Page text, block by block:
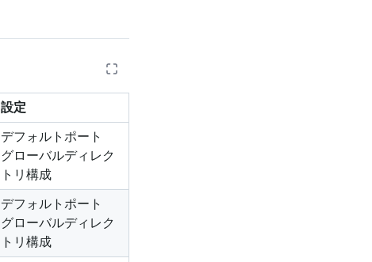
設定
デフォルトポート
グローバルディレク
トリ構成
デフォルトポート
グローバルディレク
トリ構成